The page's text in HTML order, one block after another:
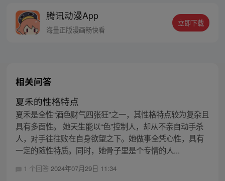
腾讯动漫App
海量正版漫画畅快看
立即下载
相关问答
夏禾的性格特点
夏禾是全性“酒色财气四张狂”之一，其性格特点较为复杂且
具有多面性。 她天生能以“色”控制人，却从不亲自动手杀
人，对手往往败在自身欲望之下。她做事全凭心性，具有
一定的随性特质。同时，她骨子里是个专情的人...
1 个回答 2024年07月29日 11:34